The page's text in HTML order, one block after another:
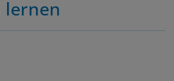
lernen